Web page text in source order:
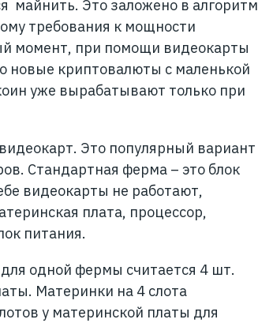
майнить. Это заложено в алгоритм
требования к мощности
момент, при помощи видеокарты
новые криптовалюты с маленькой
уже вырабатывают только при
Это популярный вариант
Стандартная ферма – это блок
видеокарты не работают,
плата, процессор,
питания.
одной фермы считается 4 шт.
Материнки на 4 слота
у материнской платы для